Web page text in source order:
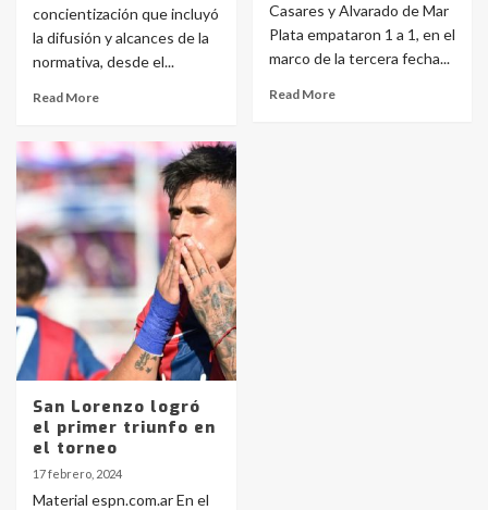
concientización que incluyó
la difusión y alcances de la
normativa, desde el...
Read More
Casares y Alvarado de Mar
Plata empataron 1 a 1, en el
marco de la tercera fecha...
Read More
San Lorenzo logró
el primer triunfo en
el torneo
17 febrero, 2024
Material espn.com.ar En el
3
Identidad de los adolescentes
pampeanos que fueron
protagonistas del fatal accidente
en la mañana del lunes
4
Accidente en Ruta 5: falleció un
joven de Trenque Lauquen